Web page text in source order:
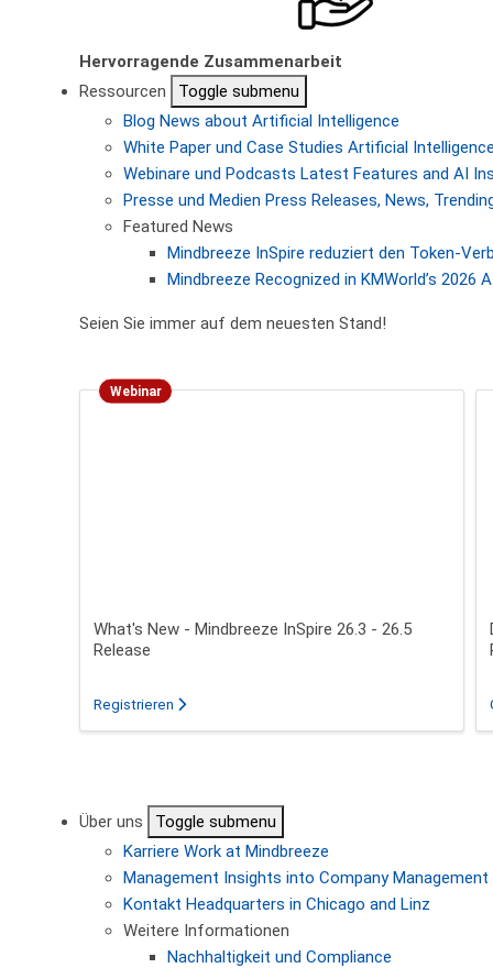
Hervorragende Zusammenarbeit
Ressourcen
Toggle submenu
Blog News about Artificial Intelligence
White Paper und Case Studies Artificial
Webinare und Podcasts Latest Features and AI
Presse und Medien Press Releases, News,
Featured News
Mindbreeze InSpire reduziert den Token-
Mindbreeze Recognized in KMWorld’s
Seien Sie immer auf dem neuesten Stand!
Webinar
What's New - Mindbreeze InSpire 26.3 - 26.5
Release
Registrieren für das Webinar über What's New - Mindbreeze
Über uns
Toggle submenu
Karriere Work at Mindbreeze
Management Insights into Company Management
Kontakt Headquarters in Chicago and Linz
Weitere Informationen
Nachhaltigkeit und Compliance